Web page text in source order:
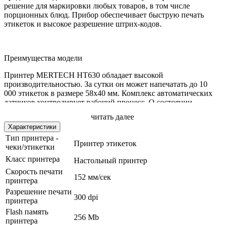
решение для маркировки любых товаров, в том числе
порционных блюд. Прибор обеспечивает быструю печать
этикеток и высокое разрешение штрих-кодов.
Преимущества модели
Принтер MERTECH HT630 обладает высокой
производительностью. За сутки он может напечатать до 10
000 этикеток в размере 58х40 мм. Комплекс автоматических
датчиков контролирует рабочий процесс. О состоянии
Модель укомплектована надежной печатающей головкой.
Ресурс ее прочности рассчитан на 50 км этикеток.
Термоголовка совместима с риббонами на основе воска,
смолы или смеси материалов. Замена этикет-ленты или
риббона выполняется за 10-15 секунд. В меню есть функция
ускоренной перемотки ленты.
Термотрансферный принтер поддерживает все популярные
1D и 2D штрихкоды, включая PDF417, QR Code и Data Matrix.
Можно использовать его для работы с ЕГАИС или системой
обязательной маркировки «Честный ЗНАК».
читать далее
Характеристики
Тип принтера -
чеки/этикетки
Принтер этикеток
Класс принтера
Настольный принтер
Скорость печати
принтера
152 мм/сек
Разрешение печати
принтера
300 dpi
Flash память
принтера
256 Mb